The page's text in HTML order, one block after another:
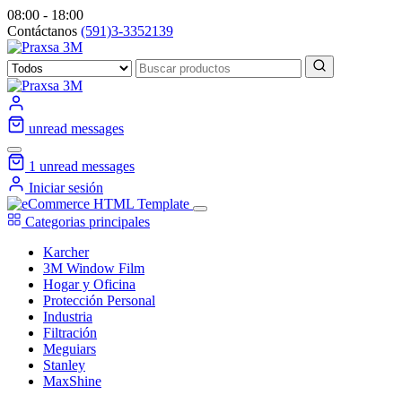
08:00 - 18:00
Contáctanos (591)3-3352139
unread messages
1 unread messages
Iniciar sesión
Categorias principales
Karcher
3M Window Film
Hogar y Oficina
Protección Personal
Industria
Filtración
Meguiars
Stanley
MaxShine